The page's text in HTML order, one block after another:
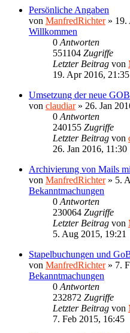
Persönliche Angaben
von ManfredRichter» 19.
Willkommen
0 Antworten
551104 Zugriffe
Letzter Beitrag von
19. Apr 2016, 21:35
Umsetzung der neue
von claudiar» 26. Jan
0 Antworten
240155 Zugriffe
Letzter Beitrag von
26. Jan 2016, 11:30
Archivierung von Mails
von ManfredRichter» 5.
Bekanntmachungen
0 Antworten
230064 Zugriffe
Letzter Beitrag von
5. Aug 2015, 19:21
Stapelbuchungen und
von ManfredRichter» 7.
Bekanntmachungen
0 Antworten
232872 Zugriffe
Letzter Beitrag von
7. Feb 2015, 16:45